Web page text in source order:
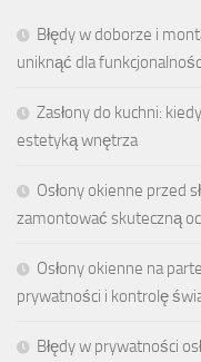
Błędy w doborze i
uniknąć dla
Zasłony do kuchni:
estetyką wnętrza
Osłony okienne przed
zamontować skuteczną
Osłony okienne na
prywatności i kontrolę
Błędy w prywatności